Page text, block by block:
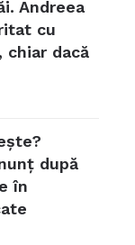
Andreea
cu
chiar dacă
după
în